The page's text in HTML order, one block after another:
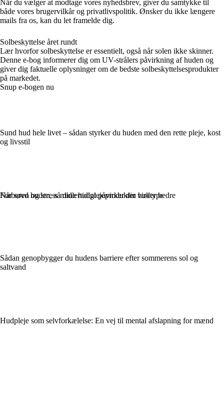
Når du vælger at modtage vores nyhedsbrev, giver du samtykke til
både vores brugervilkår og privatlivspolitik. Ønsker du ikke længere
mails fra os, kan du let framelde dig.
Solbeskyttelse året rundt
Lær hvorfor solbeskyttelse er essentielt, også når solen ikke skinner.
Denne e-bog informerer dig om UV-strålers påvirkning af huden og
giver dig faktuelle oplysninger om de bedste solbeskyttelsesprodukter
på markedet.
Snup e-bogen nu
Sund hud hele livet – sådan styrker du huden med den rette pleje, kost
og livsstil
Når søvn og stress midlertidigt påvirker din hudtype
Sådan genopbygger du hudens barriere efter sommerens sol og
saltvand
Hudpleje som selvforkælelse: En vej til mental afslapning for mænd
Forbered huden, så dine hudplejeprodukter virker bedre